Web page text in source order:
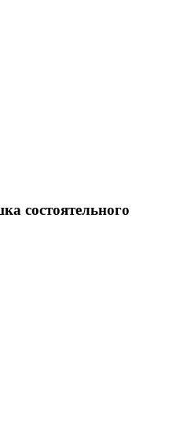
состоятельного